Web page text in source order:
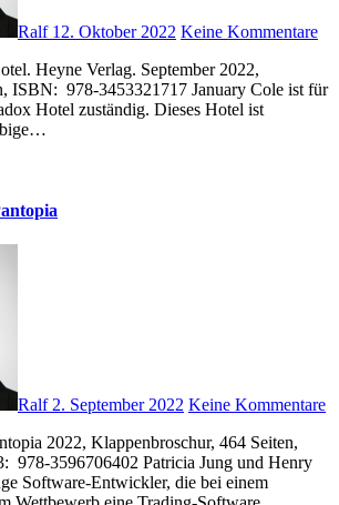
Ralf 12. Oktober 2022 Keine Kommentare
ISBN: ‎ 978-3453321717 January Cole ist für
Hotel zuständig. Dieses Hotel ist
Ralf 2. September 2022 Keine Kommentare
978-3596706402 Patricia Jung und Henry
Software-Entwickler, die bei einem